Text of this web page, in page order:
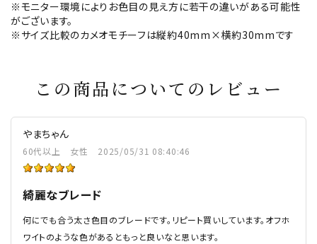
※モニター環境によりお色目の見え方に若干の違いがある可能性
がございます。
※サイズ比較のカメオモチーフは縦約40mm×横約30mmです
この商品についてのレビュー
やまちゃん
60代以上 女性 2025/05/31 08:40:46
綺麗なブレード
何にでも合う太さ色目のブレードです。リピート買いしています。オフホ
ワイトのような色があるともっと良いなと思います。